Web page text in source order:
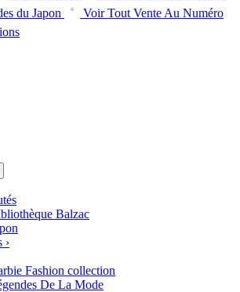
du Japon
Voir Tout Vente Au Numéro
Balzac
›
Fashion collection
De La Mode